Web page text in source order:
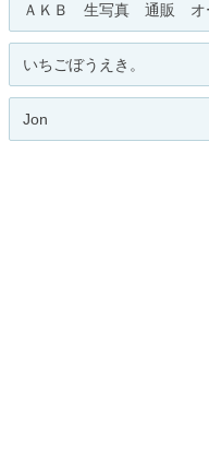
ＡＫＢ 生写真 通販 オ
いちごぼうえき。
Jon